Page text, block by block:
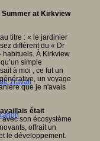
Travail
at Kirkview
titre : « le jardinier
différent du « Dr
habituels. À Kirkview
simple
à moi ; ce fut un
un voyage
que je n'avais
était
son écosystème
offrait un
le développement.